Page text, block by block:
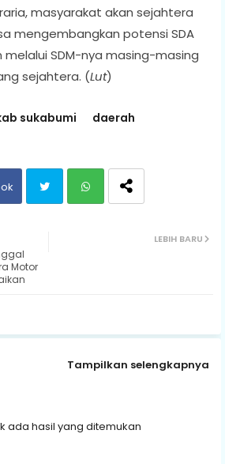
masyarakat akan sejahtera
mengembangkan potensi SDA
SDM-nya masing-masing
sejahtera. (Lut)
sukabumi
daerah
LEBIH BARU
Motor
Tampilkan selengkapnya
ada hasil yang ditemukan